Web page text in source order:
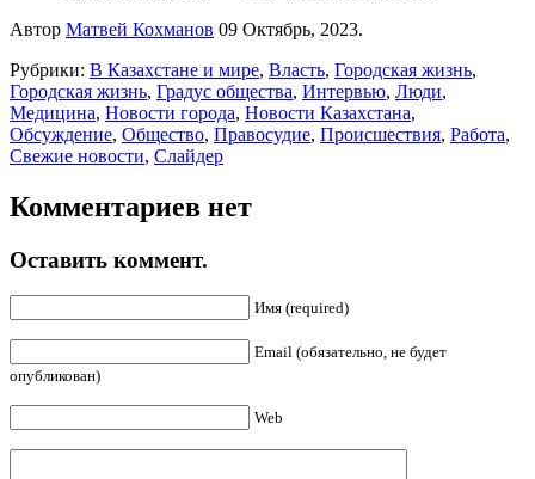
Автор Матвей Кохманов 09 Октябрь, 2023.
Рубрики: В Казахстане и мире, Власть, Городская жизнь,
Городская жизнь, Градус общества, Интервью, Люди,
Медицина, Новости города, Новости Казахстана,
Обсуждение, Общество, Правосудие, Происшествия, Работа,
Свежие новости, Слайдер
Комментариев нет
Оставить коммент.
Имя (required)
Email (обязательно, не будет
опубликован)
Web